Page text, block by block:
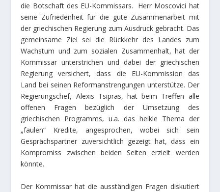
die Botschaft des EU-Kommissars. Herr Moscovici hat
seine Zufriedenheit für die gute Zusammenarbeit mit
der griechischen Regierung zum Ausdruck gebracht. Das
gemeinsame Ziel sei die Rückkehr des Landes zum
Wachstum und zum sozialen Zusammenhalt, hat der
Kommissar unterstrichen und dabei der griechischen
Regierung versichert, dass die EU-Kommission das
Land bei seinen Reformanstrengungen unterstütze. Der
Regierungschef, Alexis Tsipras, hat beim Treffen alle
offenen Fragen bezüglich der Umsetzung des
griechischen Programms, u.a. das heikle Thema der
„faulen“ Kredite, angesprochen, wobei sich sein
Gesprächspartner zuversichtlich gezeigt hat, dass ein
Kompromiss zwischen beiden Seiten erzielt werden
könnte.
Der Kommissar hat die ausständigen Fragen diskutiert